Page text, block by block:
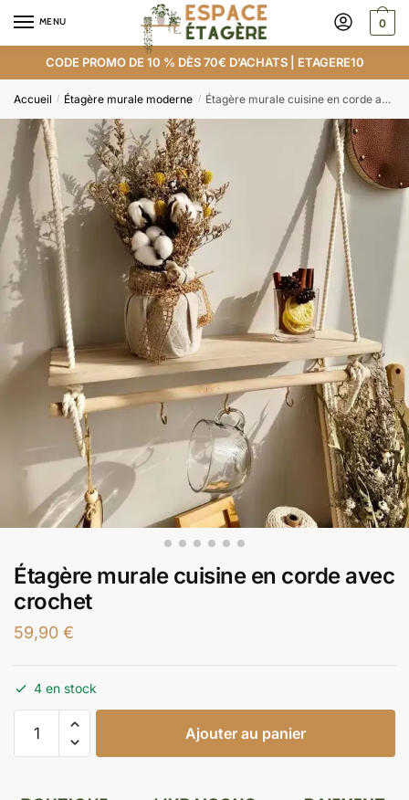
MENU 0
CODE PROMO DE 10 % DÈS 70€ D’ACHATS | ETAGERE10
Accueil / Étagère murale moderne / Étagère murale cuisine en corde avec crochet
Étagère murale cuisine en corde avec
crochet
59,90 €
4 en stock
Ajouter au panier